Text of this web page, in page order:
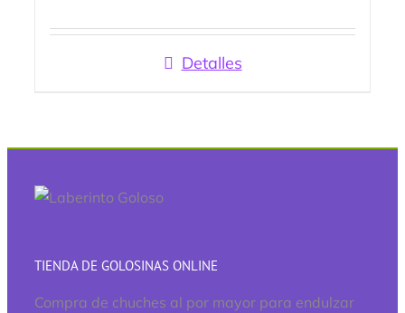
Detalles
TIENDA DE GOLOSINAS ONLINE
Compra de chuches al por mayor para endulzar